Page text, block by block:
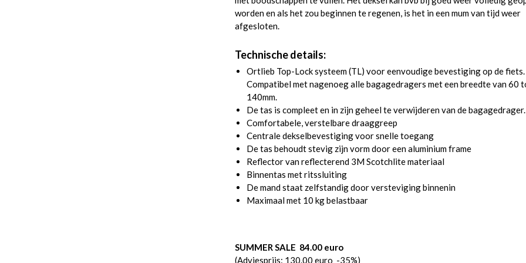
worden en als het zou beginnen te regenen, is het in een mum van tijd weer
afgesloten.
Technische details:
Ortlieb Top-Lock systeem (TL) voor eenvoudige bevestiging op de fiets.
Compatibel met nagenoeg alle bagagedragers met een breedte van 60
140mm.
De tas is compleet en in zijn geheel te verwijderen van de bagagedrager.
Comfortabele, verstelbare draaggreep
Centrale dekselbevestiging voor snelle toegang
De tas behoudt stevig zijn vorm door een aluminium frame
Reflector van reflecterend 3M Scotchlite materiaal
Binnentas met ritssluiting
De mand staat zelfstandig door versteviging binnenin
Maximaal met 10 kg belastbaar
SUMMER SALE 84.00 euro
(Adviesprijs: 130.00 euro -35%)